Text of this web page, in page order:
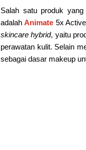
Salah satu produk
adalahAnimate 5x
skincare hybrid, yaitu
perawatan kulit. Selain
sebagai dasar makeup